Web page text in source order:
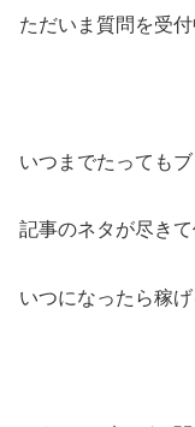
ただいま質問を受付
いつまでたっても
記事のネタが尽き
いつになったら稼